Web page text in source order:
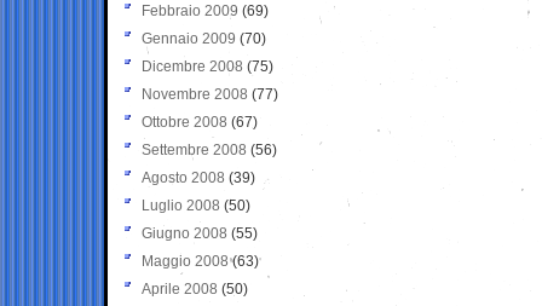
Febbraio 2009 (69)
Gennaio 2009 (70)
Dicembre 2008 (75)
Novembre 2008 (77)
Ottobre 2008 (67)
Settembre 2008 (56)
Agosto 2008 (39)
Luglio 2008 (50)
Giugno 2008 (55)
Maggio 2008(63)
Aprile 2008 (50)